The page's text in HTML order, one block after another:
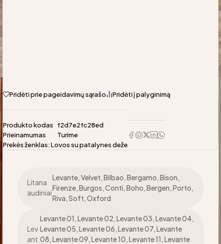
Pridėti prie pageidavimų sąrašo Pridėti į palyginimą
Produkto kodas
f2d7e2fc28ed
Prieinamumas
Turime
Prekės ženklas:Lovos su patalynes deže
Litana
audiniai
Levante, Velvet, Bilbao, Bergamo, Bison,
Firenze, Burgos, Conti, Boho, Bergen, Porto,
Riva, Soft, Oxford
Lev
ant
Levante 01, Levante 02, Levante 03, Levante 04,
Levante 05, Levante 06, Levante 07, Levante
08, Levante 09, Levante 10, Levante 11, Levante